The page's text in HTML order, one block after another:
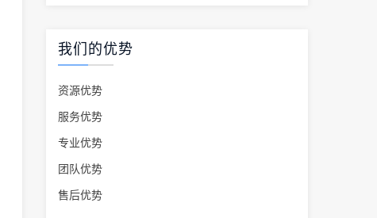
我们的优势
资源优势
服务优势
专业优势
团队优势
售后优势